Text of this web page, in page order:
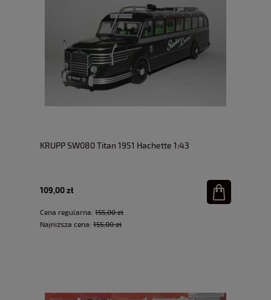
KRUPP SW080 Titan 1951 Hachette 1:43
109,00 zł
Cena regularna: 155,00 zł
Najniższa cena: 155,00 zł